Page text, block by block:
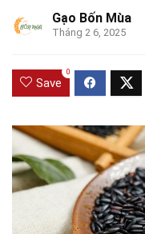
Gạo Bốn Mùa
Tháng 2 6, 2025
Save
0